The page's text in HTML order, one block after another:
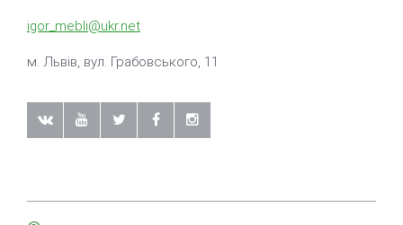
igor_mebli@ukr.net
м. Львiв, вул. Грабовського, 11